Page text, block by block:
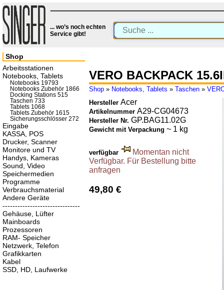
... wo’s noch echten
Service gibt!
VERO BACKPACK
Shop » Notebooks, Tablets » Taschen »
Hersteller Acer
Artikelnummer A29-CG04673
Hersteller Nr. GP.BAG11.02G
Gewicht mit Verpackung ~ 1 kg
verfügbar
Momentan nicht
Verfügbar. Für Bestellung bitte
anfragen
49,80 €
Shop
Arbeitsstationen
Notebooks, Tablets
Notebooks 19793
Notebooks Zubehör 1866
Docking Stations 515
Taschen 733
Tablets 1068
Tablets Zubehör 1615
Sicherungsschlösser 272
Eingabe
KASSA, POS
Drucker, Scanner
Monitore und TV
Handys, Kameras
Sound, Video
Speichermedien
Programme
Verbrauchsmaterial
Andere Geräte
-------------------------------
Gehäuse, Lüfter
Mainboards
Prozessoren
RAM- Speicher
Netzwerk, Telefon
Grafikkarten
Kabel
SSD, HD, Laufwerke